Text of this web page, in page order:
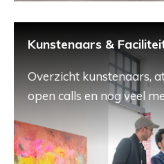
Kunstenaars &
Overzicht kunstenaars,
open calls en nog veel